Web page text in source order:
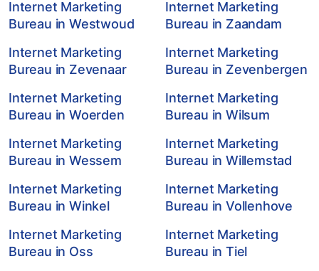
Internet Marketing
Bureau in Westwoud
Internet Marketing
Bureau in Zaandam
Internet Marketing
Bureau in Zevenaar
Internet Marketing
Bureau in Zevenbergen
Internet Marketing
Bureau in Woerden
Internet Marketing
Bureau in Wilsum
Internet Marketing
Bureau in Wessem
Internet Marketing
Bureau in Willemstad
Internet Marketing
Bureau in Winkel
Internet Marketing
Bureau in Vollenhove
Internet Marketing
Bureau in Oss
Internet Marketing
Bureau in Tiel